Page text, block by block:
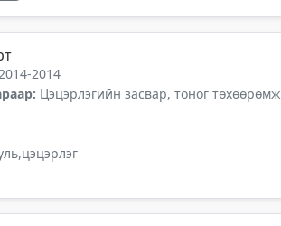
2014
Цэцэрлэгийн засвар, тоног төхөөрөмж